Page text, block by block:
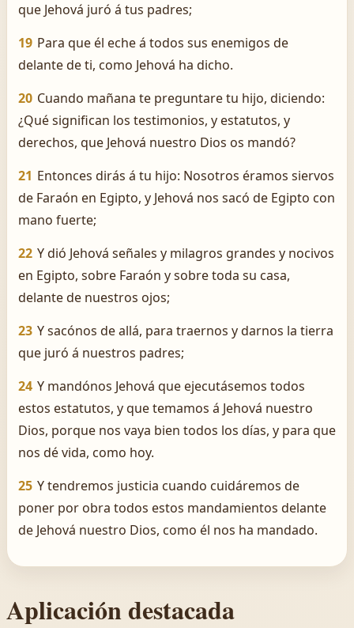
que Jehová juró á tus padres;
19 Para que él eche á todos sus enemigos de
delante de ti, como Jehová ha dicho.
20 Cuando mañana te preguntare tu hijo, diciendo:
¿Qué significan los testimonios, y estatutos, y
derechos, que Jehová nuestro Dios os mandó?
21 Entonces dirás á tu hijo: Nosotros éramos siervos
de Faraón en Egipto, y Jehová nos sacó de Egipto con
mano fuerte;
22 Y dió Jehová señales y milagros grandes y nocivos
en Egipto, sobre Faraón y sobre toda su casa,
delante de nuestros ojos;
23 Y sacónos de allá, para traernos y darnos la tierra
que juró á nuestros padres;
24 Y mandónos Jehová que ejecutásemos todos
estos estatutos, y que temamos á Jehová nuestro
Dios, porque nos vaya bien todos los días, y para que
nos dé vida, como hoy.
25 Y tendremos justicia cuando cuidáremos de
poner por obra todos estos mandamientos delante
de Jehová nuestro Dios, como él nos ha mandado.
Aplicación destacada